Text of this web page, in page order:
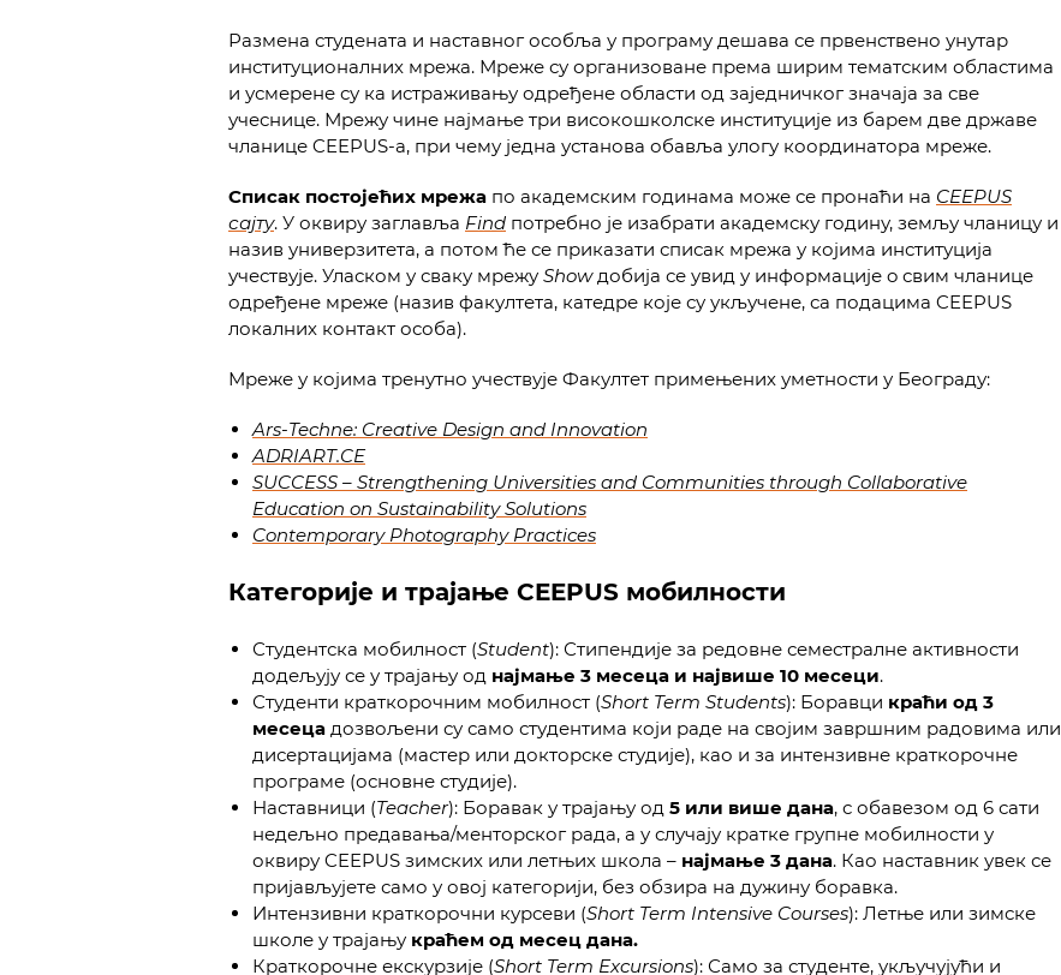
Размена студената и наставног особља у програму дешава се првенствено унутар
институционалних мрежа. Мреже су организоване према ширим тематским областима
и усмерене су ка истраживању одређене области од заједничког значаја за све
учеснице. Мрежу чине најмање три високошколске институције из барем две државе
чланице CEEPUS-а, при чему једна установа обавља улогу координатора мреже.
Списак постојећих мрежа по академским годинама може се пронаћи на CEEPUS
сајту. У оквиру заглавља Find потребно је изабрати академску годину, земљу чланицу и
назив универзитета, а потом ће се приказати списак мрежа у којима институција
учествује. Уласком у сваку мрежу Showдобија се увид у информације o свим чланице
одређене мреже (назив факултета, катедре које су укључене, са подацима CEEPUS
локалних контакт особа).
Мреже у којима тренутно учествује Факултет примењених уметности у Београду:
Ars-Techne: Creative Design and Innovation
ADRIART.CE
SUCCESS – Strengthening Universities and Communities through Collaborative
Education on Sustainability Solutions
Contemporary Photography Practices
Категорије и трајање CEEPUS мобилности
Студентска мобилност (Student): Стипендије за редовне семестралне активности
додељују се у трајању од најмање 3 месеца и највише 10 месеци.
Студенти краткорочним мобилност (Short Term Students): Боравци краћи од 3
месеца дозвољени су само студентима који раде на својим завршним радовима или
дисертацијама (мастер или докторске студије), као и за интензивне краткорочне
програме (основне студије).
Наставници (Teacher): Боравак у трајању од 5 или више дана, с обавезом од 6 сати
недељно предавања/менторског рада, а у случају кратке групне мобилности у
оквиру CEEPUS зимских или летњих школа – најмање 3 дана. Као наставник увек се
пријављујете само у овој категорији, без обзира на дужину боравка.
Интензивни краткорочни курсеви (Short Term Intensive Courses): Летње или зимске
школе у трајању краћем од месец дана.
Краткорочне екскурзије (Short Term Excursions): Само за студенте, укључујући и